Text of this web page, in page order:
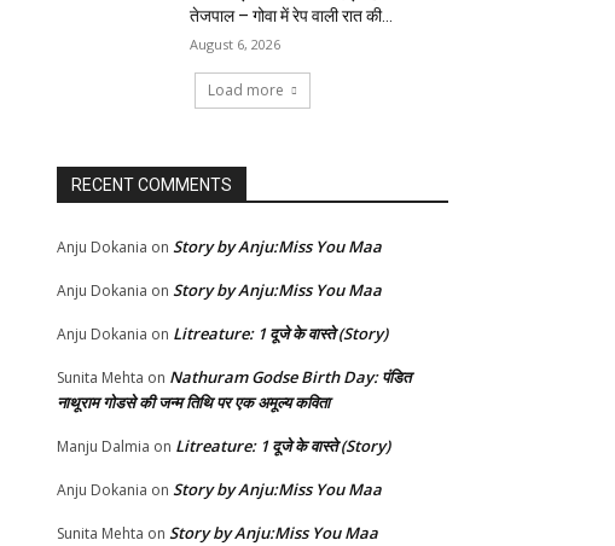
तेजपाल – गोवा में रेप वाली रात की...
August 6, 2026
Load more
RECENT COMMENTS
Anju Dokania on Story by Anju:Miss You Maa
Anju Dokania on Story by Anju:Miss You Maa
Anju Dokania on Litreature: 1 दूजे के वास्ते (Story)
Sunita Mehta on Nathuram Godse Birth Day: पंडित
नाथूराम गोडसे की जन्म तिथि पर एक अमूल्य कविता
Manju Dalmia on Litreature: 1 दूजे के वास्ते (Story)
Anju Dokania on Story by Anju:Miss You Maa
Sunita Mehta on Story by Anju:Miss You Maa